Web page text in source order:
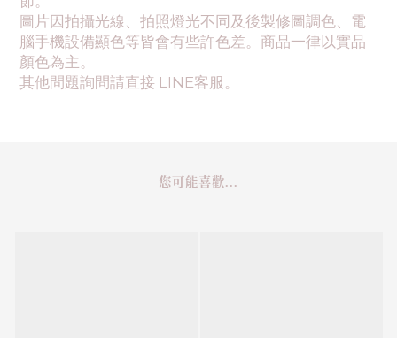
圖片因拍攝光線、拍照燈光不同及後製修圖調色、電
腦手機設備顯色等皆會有些許色差。商品一律以實品
顏色為主。
其他問題詢問請直接 LINE客服。
您可能喜歡...